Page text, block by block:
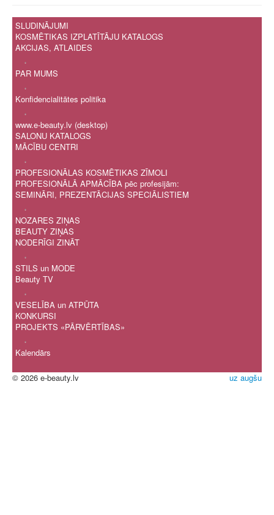
SLUDINĀJUMI
KOSMĒTIKAS IZPLATĪTĀJU KATALOGS
AKCIJAS, ATLAIDES
.
PAR MUMS
.
Konfidencialitātes politika
.
www.e-beauty.lv (desktop)
SALONU KATALOGS
MĀCĪBU CENTRI
.
PROFESIONĀLAS KOSMĒTIKAS ZĪMOLI
PROFESIONĀLĀ APMĀCĪBA pēc profesijām:
SEMINĀRI, PREZENTĀCIJAS SPECIĀLISTIEM
.
NOZARES ZIŅAS
BEAUTY ZIŅAS
NODERĪGI ZINĀT
.
STILS un MODE
Beauty TV
.
VESELĪBA un ATPŪTA
KONKURSI
PROJEKTS «PĀRVĒRTĪBAS»
.
Kalendārs
uz augšu
© 2026 e-beauty.lv